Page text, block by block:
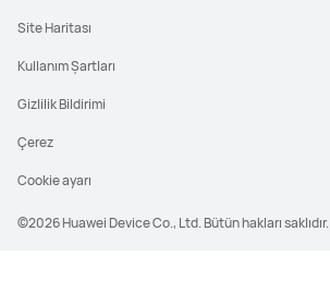
©2026 Huawei Device Co., Ltd. Bütün hakları saklıdır.
Site Haritası
Kullanım Şartları
Gizlilik Bildirimi
Çerez
Cookie ayarı